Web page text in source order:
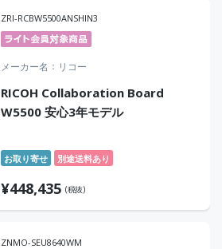
ZRI-RCBW5500ANSHIN3
メーカー名 リコー
RICOH Collaboration Board
W5500 安心3年モデル
お取り寄せ 別途送料あり
¥448,435 (税抜)
ZNMO-SEU8640WM